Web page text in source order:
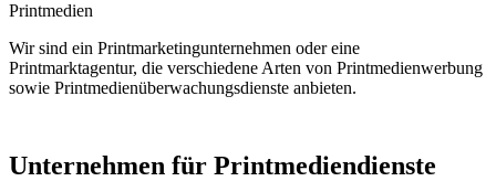
Printmedien
Wir sind ein Printmarketingunternehmen oder eine
Printmarktagentur, die verschiedene Arten von Printmedienwerbung
sowie Printmedienüberwachungsdienste anbieten.
Unternehmen für Printmediendienste